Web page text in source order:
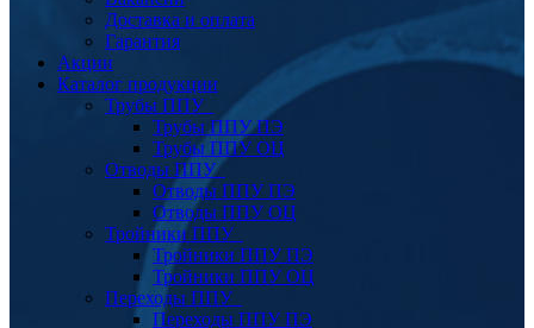
Доставка и оплата
Гарантия
Акции
Каталог продукции
Трубы ППУ
Трубы ППУ ПЭ
Трубы ППУ ОЦ
Отводы ППУ
Отводы ППУ ПЭ
Отводы ППУ ОЦ
Тройники ППУ
Тройники ППУ ПЭ
Тройники ППУ ОЦ
Переходы ППУ
Переходы ППУ ПЭ